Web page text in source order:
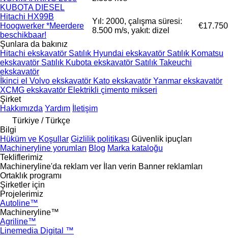
KUBOTA DIESEL
Hitachi HX99B
Hoogwerker *Meerdere
beschikbaar!
Yıl: 2000, çalışma süresi:
8.500 m/s, yakıt: dizel
€17.750
Şunlara da bakınız
Hitachi ekskavatör Satılık Hyundai ekskavatör Satılık Komatsu
ekskavatör Satılık Kubota ekskavatör Satılık Takeuchi
ekskavatör
İkinci el Volvo ekskavatör Kato ekskavatör Yanmar ekskavatör
XCMG ekskavatör Elektrikli çimento mikseri
Şirket
Hakkımızda Yardım
İletişim
Türkiye / Türkçe
Bilgi
Hüküm ve Koşullar Gizlilik politikası Güvenlik ipuçları
Machineryline yorumları Blog Marka kataloğu
Tekliflerimiz
Machineryline'da reklam ver
İlan verin Banner reklamları
Ortaklık programı
Şirketler için
Projelerimiz
Autoline™
Machineryline™
Agriline™
Linemedia Digital ™